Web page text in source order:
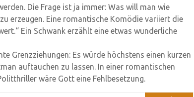
Die Frage ist ja immer: Was will man wie
erzeugen. Eine romantische Komödie variiert die
Ein Schwank erzählt eine etwas wunderliche
Grenzziehungen: Es würde höchstens einen kurzen
auftauchen zu lassen. In einer romantischen
wäre Gott eine Fehlbesetzung.